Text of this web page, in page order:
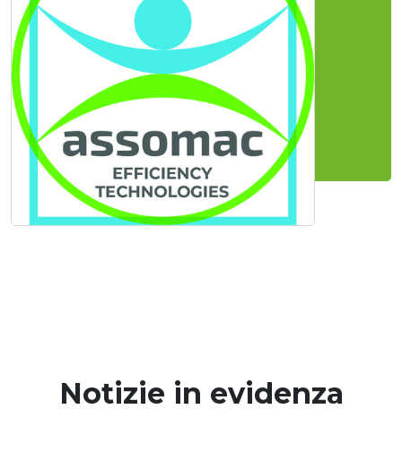
Notizie in evidenza